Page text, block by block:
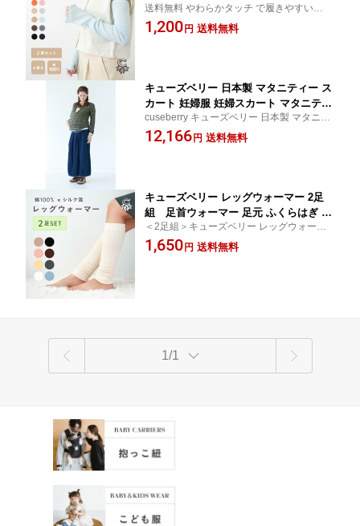
／ アームカバー UVカット メンズ レデ
ィース 子供用 冷感 UV 運転 アーム カ
送料無料 やわらかタッチ で履きやすいキッ
ズパンツ 丈夫な厚手生地で長持ち安心 コッ
トン使用だから春夏秋冬通年で履きやすい
1,200円 送料無料
キューズベリー 日本製 マタニティー ス
カート 妊婦服 妊婦スカート マタニティ
ウェア ボトムス スカート 産前 妊婦用
ママ 伸縮 伸びる素材 春 夏 秋 冬 オール
cuseberry キューズベリー 日本製 マタニテ
ィ スカート マタニティスカート オフィス
妊婦服 妊婦スカート マタニティウェア ボ
12,166円 送料無料
キューズベリー レッグウォーマー 2足
組 足首ウォーマー 足元 ふくらはぎ レ
ディース メンズ 女性用 春夏用 秋冬用
ギフト 贈り物 あったかい あたためる
＜2足組＞キューズベリー レッグウォーマ
ー 冷えやすい足首・ふくらはぎを、やさし
くあたためる。 綿×シルクの心地よさで、
1,650円 送料無料
1/1